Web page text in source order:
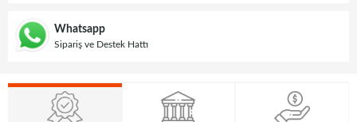
Whatsapp
Sipariş ve Destek Hattı